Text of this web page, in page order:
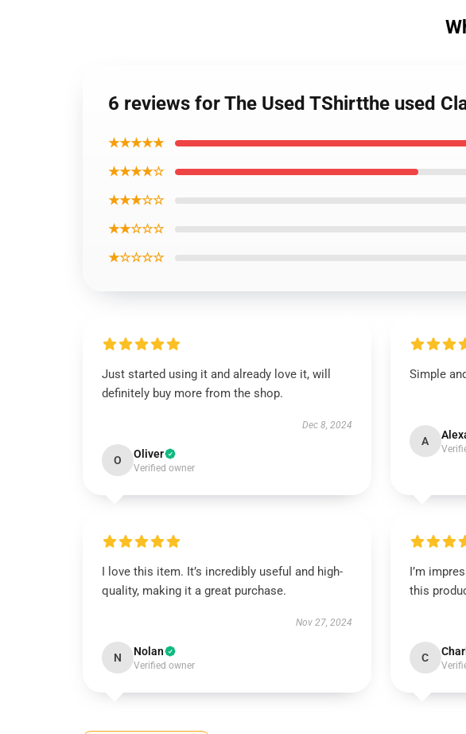
6 reviews for The Used TShirtthe used
★★★★★
★★★★☆
★★★☆☆
★★☆☆☆
★☆☆☆☆
Just started using it and already love it, will
definitely buy more from the shop.
Dec 8, 2024
O Oliver
Verified owner
Simple
A
I love this item. It’s incredibly useful and high-
quality, making it a great purchase.
Nov 27, 2024
N Nolan
Verified owner
I’m
this
C